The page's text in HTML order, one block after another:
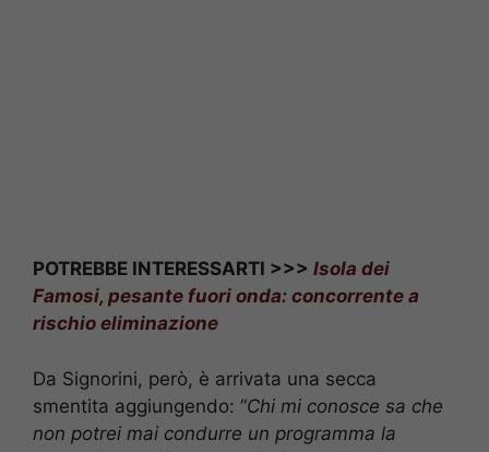
POTREBBE INTERESSARTI >>> Isola dei
Famosi, pesante fuori onda: concorrente a
rischio eliminazione
Da Signorini, però, è arrivata una secca
smentita aggiungendo: “Chi mi conosce sa che
non potrei mai condurre un programma la